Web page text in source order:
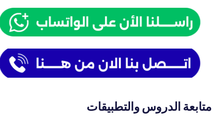
متابعة الدروس والتطبيقات